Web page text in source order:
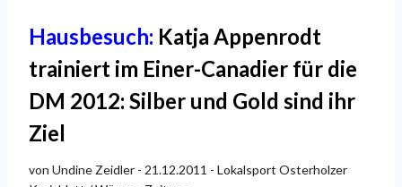
Hausbesuch: Katja Appenrodt
trainiert im Einer-Canadier für die
DM 2012: Silber und Gold sind ihr
Ziel
von Undine Zeidler - 21.12.2011 - Lokalsport Osterholzer